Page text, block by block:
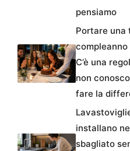
pensiamo
Portare una
C’è una
non
fare la
installano
sbagliato